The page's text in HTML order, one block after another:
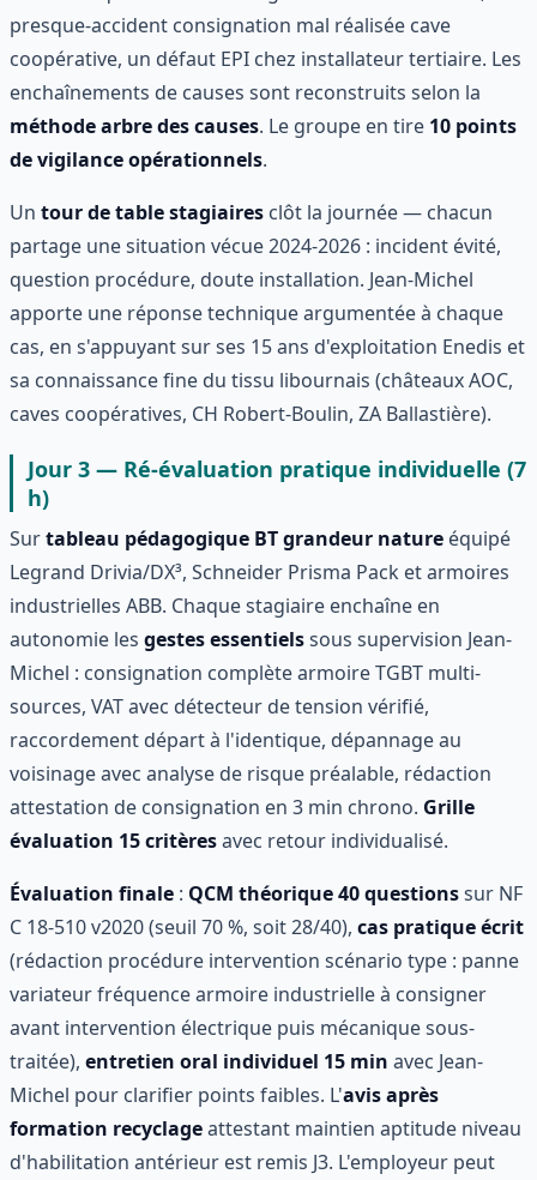
presque-accident consignation mal réalisée cave
coopérative, un défaut EPI chez installateur tertiaire. Les
enchaînements de causes sont reconstruits selon la
méthode arbre des causes. Le groupe en tire 10 points
de vigilance opérationnels.
Un tour de table stagiaires clôt la journée — chacun
partage une situation vécue 2024-2026 : incident évité,
question procédure, doute installation. Jean-Michel
apporte une réponse technique argumentée à chaque
cas, en s'appuyant sur ses 15 ans d'exploitation Enedis et
sa connaissance fine du tissu libournais (châteaux AOC,
caves coopératives, CH Robert-Boulin, ZA Ballastière).
Jour 3 — Ré-évaluation pratique individuelle (7
h)
Surtableau pédagogique BT grandeur nature équipé
Legrand Drivia/DX³, Schneider Prisma Pack et armoires
industrielles ABB. Chaque stagiaire enchaîne en
autonomie les gestes essentielssous supervision Jean-
Michel : consignation complète armoire TGBT multi-
sources, VAT avec détecteur de tension vérifié,
raccordement départ à l'identique, dépannage au
voisinage avec analyse de risque préalable, rédaction
attestation de consignation en 3 min chrono. Grille
évaluation 15 critèresavec retour individualisé.
Évaluation finale : QCM théorique 40 questionssur NF
C 18-510 v2020 (seuil 70 %, soit 28/40), cas pratique écrit
(rédaction procédure intervention scénario type : panne
variateur fréquence armoire industrielle à consigner
avant intervention électrique puis mécanique sous-
traitée), entretien oral individuel 15 min avec Jean-
Michel pour clarifier points faibles. L'avis après
formation recyclageattestant maintien aptitude niveau
d'habilitation antérieur est remis J3. L'employeur peut